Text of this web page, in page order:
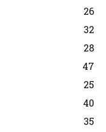
26
32
28
47
25
40
35